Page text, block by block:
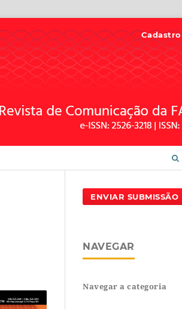
Cadastro
ENVIAR SUBMISSÃO
NAVEGAR
Navegar a categoria